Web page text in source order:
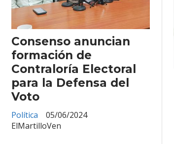
Consenso anuncian
formación de
Contraloría Electoral
para la Defensa del
Voto
ElMartilloVen
Política 05/06/2024